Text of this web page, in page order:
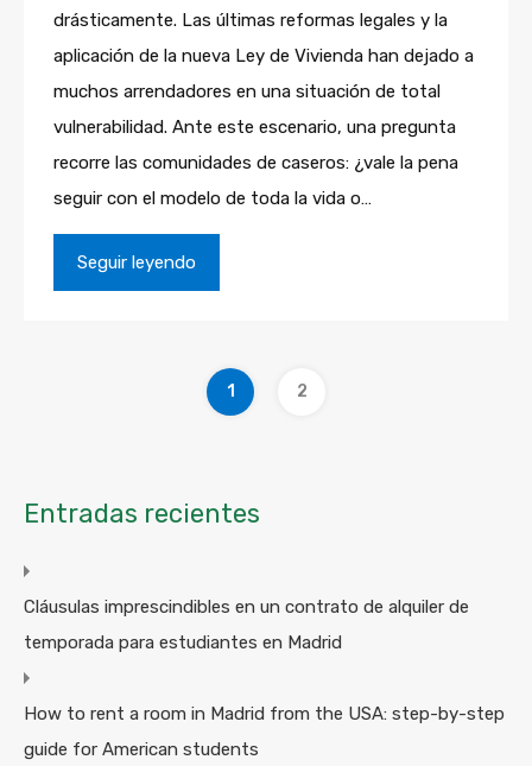
drásticamente. Las últimas reformas legales y la
aplicación de la nueva Ley de Vivienda han dejado a
muchos arrendadores en una situación de total
vulnerabilidad. Ante este escenario, una pregunta
recorre las comunidades de caseros: ¿vale la pena
seguir con el modelo de toda la vida o…
Seguir leyendo
1 2
Entradas recientes
Cláusulas imprescindibles en un contrato de alquiler de
temporada para estudiantes en Madrid
How to rent a room in Madrid from the USA: step-by-step
guide for American students